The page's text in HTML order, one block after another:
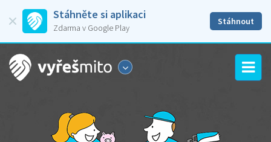
Stáhněte si aplikaci
Zdarma v Google Play
Stáhnout